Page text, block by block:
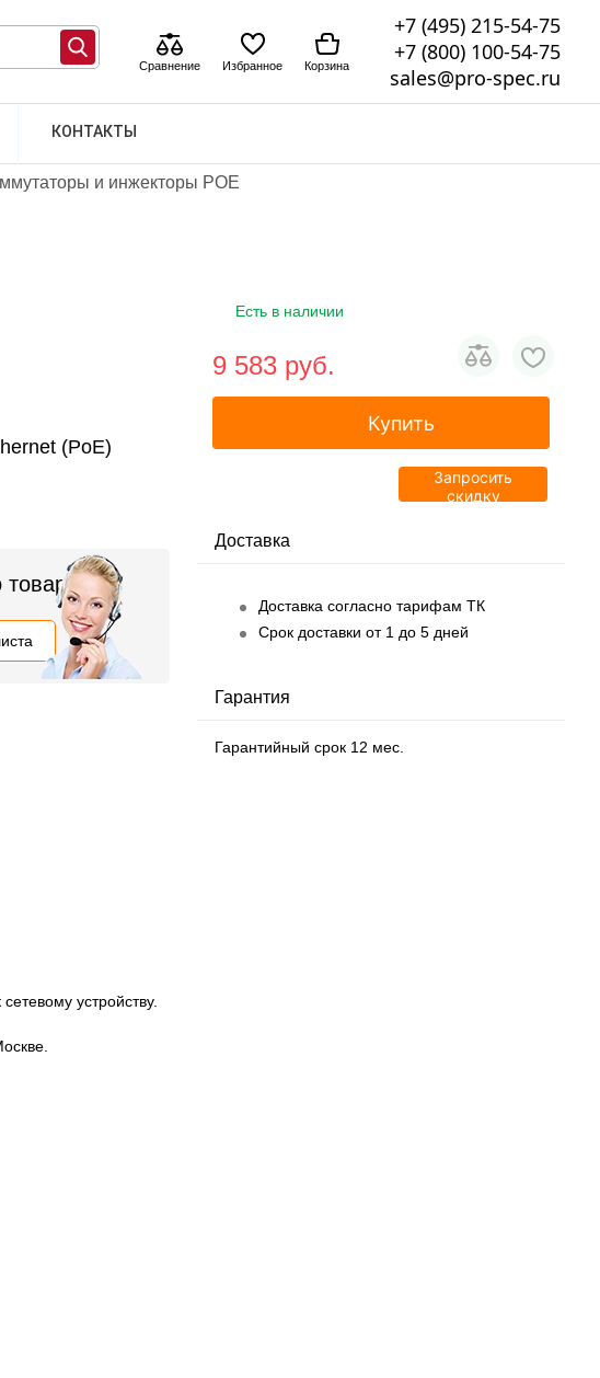
КОНТАКТЫ
Сравнение Избранное Корзина
+7 (495) 215-54-75
+7 (800) 100-54-75
sales@pro-spec.ru
и инжекторы POE
Есть в наличии
(PoE)
9 583 pуб.
Купить
Запросить
скидку
Доставка
Доставка согласно тарифам ТК
Срок доставки от 1 до 5 дней
Гарантия
Гарантийный срок 12 мес.
устройству.